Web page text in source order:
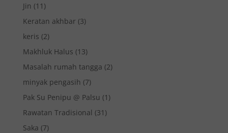
Jin (11)
Keratan akhbar (3)
keris (2)
Makhluk Halus (13)
Masalah rumah tangga (2)
minyak pengasih (7)
Pak Su Penipu @ Palsu (1)
Rawatan Tradisional (31)
Saka (7)